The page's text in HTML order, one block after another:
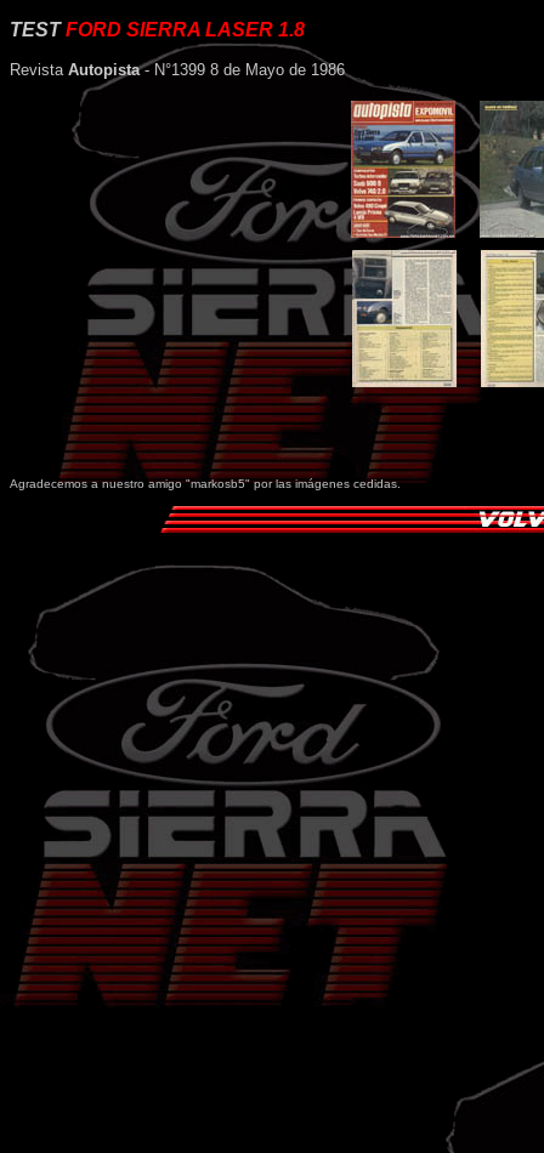
TESTFORD SIERRA LASER 1.8
Revista Autopista- N°1399 8 de Mayo de 1986
Agradecemos a nuestro amigo "markosb5" por las imágenes cedidas.